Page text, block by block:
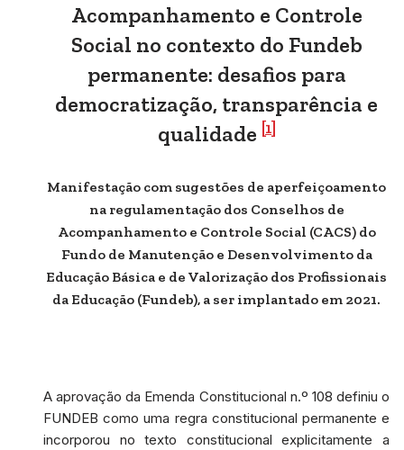
Acompanhamento e Controle
Social no contexto do Fundeb
permanente: desafios para
democratização, transparência e
qualidade [1]
Manifestação com sugestões de aperfeiçoamento
na regulamentação dos Conselhos de
Acompanhamento e Controle Social (CACS) do
Fundo de Manutenção e Desenvolvimento da
Educação Básica e de Valorização dos Profissionais
da Educação (Fundeb), a ser implantado em 2021.
A aprovação da Emenda Constitucional n.º 108 definiu o
FUNDEB como uma regra constitucional permanente e
incorporou no texto constitucional explicitamente a